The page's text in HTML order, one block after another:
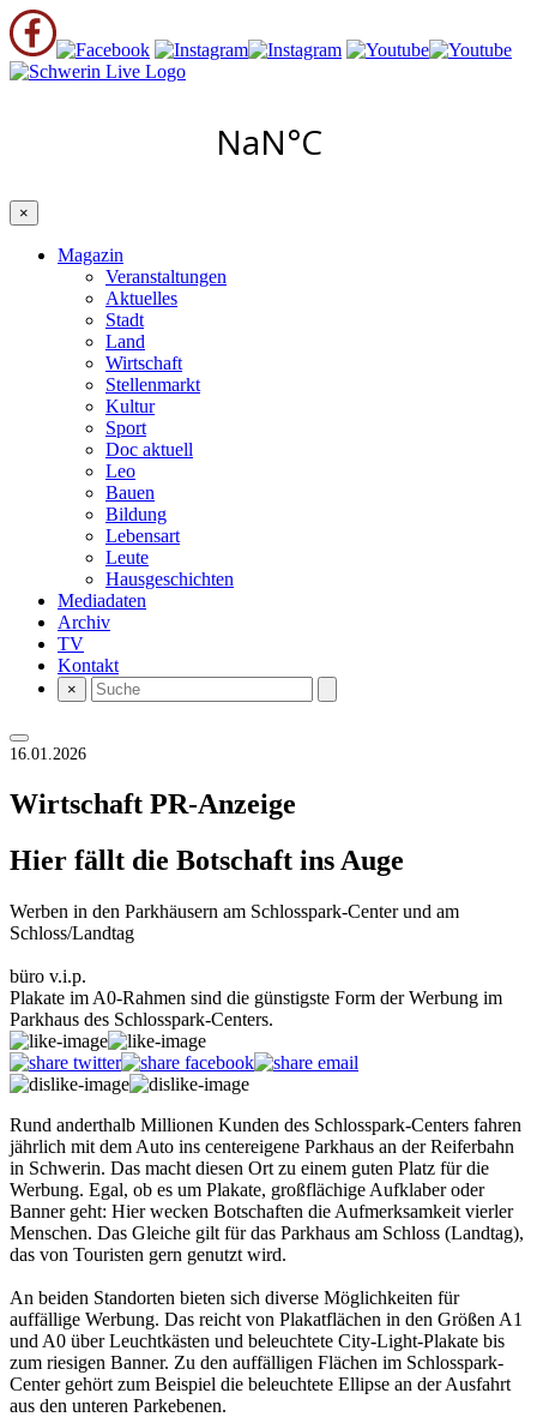
×
Magazin
Veranstaltungen
Aktuelles
Stadt
Land
Wirtschaft
Stellenmarkt
Kultur
Sport
Doc aktuell
Leo
Bauen
Bildung
Lebensart
Leute
Hausgeschichten
Mediadaten
Archiv
TV
Kontakt
×
16.01.2026
Wirtschaft PR-Anzeige
Hier fällt die Botschaft ins Auge
Werben in den Parkhäusern am Schlosspark-Center und am
Schloss/Landtag
büro v.i.p.
Plakate im A0-Rahmen sind die günstigste Form der Werbung im
Parkhaus des Schlosspark-Centers.
Rund anderthalb Millionen Kunden des Schlosspark-Centers fahren
jährlich mit dem Auto ins centereigene Parkhaus an der Reiferbahn
in Schwerin. Das macht diesen Ort zu einem guten Platz für die
Werbung. Egal, ob es um Plakate, großflächige Aufklaber oder
Banner geht: Hier wecken Botschaften die Aufmerksamkeit vierler
Menschen. Das Gleiche gilt für das Parkhaus am Schloss (Landtag),
das von Touristen gern genutzt wird.
An beiden Standorten bieten sich diverse Möglichkeiten für
auffällige Werbung. Das reicht von Plakatflächen in den Größen A1
und A0 über Leuchtkästen und beleuchtete City-Light-Plakate bis
zum riesigen Banner. Zu den auffälligen Flächen im Schlosspark-
Center gehört zum Beispiel die beleuchtete Ellipse an der Ausfahrt
aus den unteren Parkebenen.